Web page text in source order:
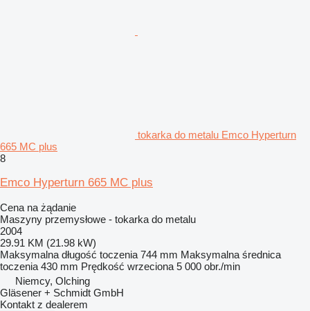
tokarka do metalu Emco Hyperturn
665 MC plus
8
Emco Hyperturn 665 MC plus
Cena na żądanie
Maszyny przemysłowe - tokarka do metalu
2004
29.91 KM (21.98 kW)
Maksymalna długość toczenia 744 mm Maksymalna średnica
toczenia 430 mm Prędkość wrzeciona 5 000 obr./min
Niemcy, Olching
Gläsener + Schmidt GmbH
Kontakt z dealerem